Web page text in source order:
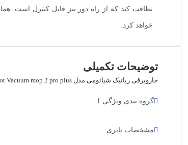
نظافت کند که از راه دور نیز قابل کنترل است.
خواهد کرد.
توضیحات تکمیلی
جاروبرقی رباتیک شیائومی مدل Mi Robot Vacuum mop 2 pro plus
گروه بندی ویژگی 1
مشخصات باتری